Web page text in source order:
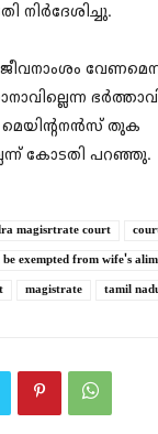
നിർദേശിച്ചു.
തുക
കോടതി പറഞ്ഞു.
magisrtrate court
exempted from wife's
magistrate tamil